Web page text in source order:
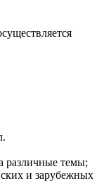
различные темы;
и зарубежных